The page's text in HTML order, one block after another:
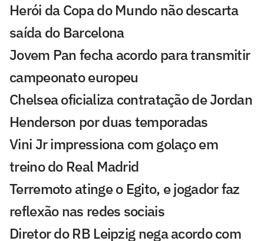
Herói da Copa do Mundo não descarta
saída do Barcelona
Jovem Pan fecha acordo para transmitir
campeonato europeu
Chelsea oficializa contratação de Jordan
Henderson por duas temporadas
Vini Jr impressiona com golaço em
treino do Real Madrid
Terremoto atinge o Egito, e jogador faz
reflexão nas redes sociais
Diretor do RB Leipzig nega acordo com